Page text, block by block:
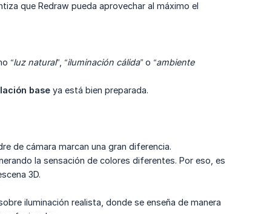
que Redraw pueda aprovechar al máximo el
“luz natural” “iluminación cálida” o “ambiente
base ya está bien preparada.
de cámara marcan una gran diferencia.
la sensación de colores diferentes. Por eso, es
3D.
iluminación realista, donde se enseña de manera